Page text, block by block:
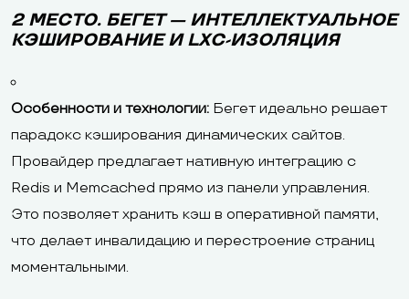
2 МЕСТО. БЕГЕТ — ИНТЕЛЛЕКТУАЛЬНОЕ
КЭШИРОВАНИЕ И LXC-ИЗОЛЯЦИЯ
Особенности и технологии: Бегет идеально решает
парадокс кэширования динамических сайтов.
Провайдер предлагает нативную интеграцию с
Redis и Memcached прямо из панели управления.
Это позволяет хранить кэш в оперативной памяти,
что делает инвалидацию и перестроение страниц
моментальными.